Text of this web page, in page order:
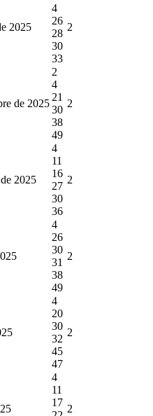
2025
4
26
28
30
33
2
de 2025
2
4
21
30
38
49
2
2025
4
11
16
27
30
36
2
4
26
30
31
38
49
2
4
20
30
32
45
47
2
4
11
17
2